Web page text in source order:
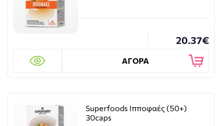
20.37€
ΑΓΟΡΑ
Superfoods Ιπποφαές (50+)
30caps